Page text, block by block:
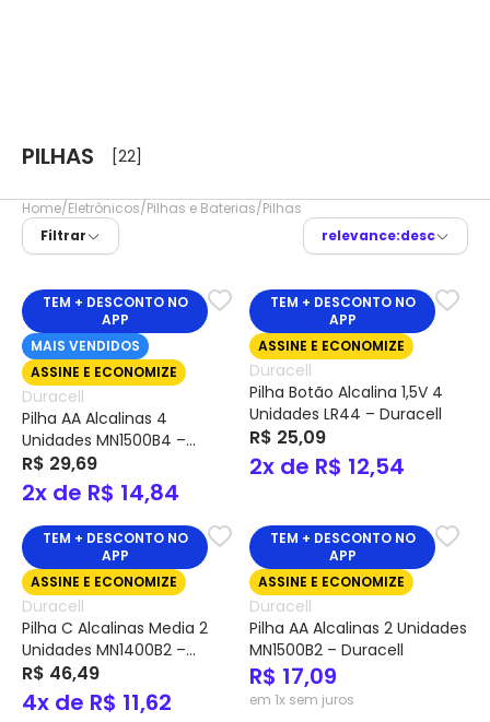
PILHAS [22]
Home Eletrônicos Pilhas e Baterias Pilhas
Filtrar
relevance:desc
TEM + DESCONTO NO
APP
MAIS VENDIDOS
ASSINE E ECONOMIZE
Duracell
Pilha AA Alcalinas 4
Unidades MN1500B4 –
Duracell
R$ 29,69
2x de R$ 14,84
TEM + DESCONTO NO
APP
ASSINE E ECONOMIZE
Duracell
Pilha Botão Alcalina 1,5V 4
Unidades LR44 – Duracell
R$ 25,09
2x de R$ 12,54
TEM + DESCONTO NO
APP
ASSINE E ECONOMIZE
Duracell
Pilha C Alcalinas Media 2
Unidades MN1400B2 –
Duracell
R$ 46,49
4x de R$ 11,62
TEM + DESCONTO NO
APP
ASSINE E ECONOMIZE
Duracell
Pilha AA Alcalinas 2 Unidades
MN1500B2 – Duracell
R$ 17,09
em 1x sem juros